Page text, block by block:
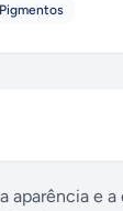
Pigmentos
aparência e